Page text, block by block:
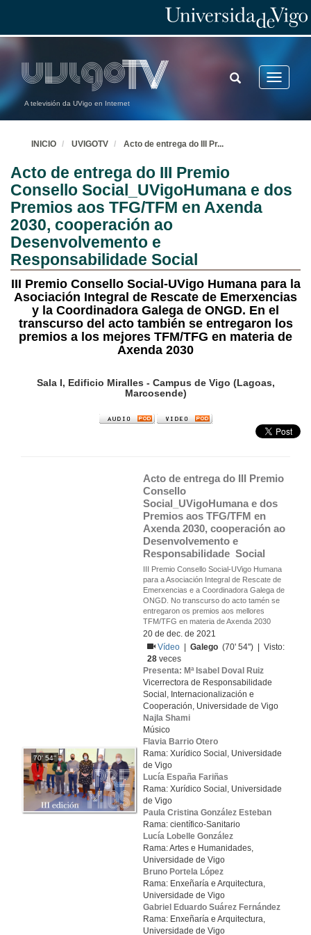
A televisión da UVigo en Internet
Toggle
TOGGLE
SEARCH
INICIO UVIGOTV Acto de entrega do III Pr...
Acto de entrega do III Premio
Consello Social_UVigoHumana e dos
Premios aos TFG/TFM en Axenda
2030, cooperación ao
Desenvolvemento e
Responsabilidade Social
III Premio Consello Social-UVigo Humana para la
Asociación Integral de Rescate de Emerxencias
y la Coordinadora Galega de ONGD. En el
transcurso del acto también se entregaron los
premios a los mejores TFM/TFG en materia de
Axenda 2030
Sala I, Edificio Miralles - Campus de Vigo (Lagoas,
Marcosende)
70' 54''
Acto de entrega do III Premio
Consello
Social_UVigoHumana e dos
Premios aos TFG/TFM en
Axenda 2030, cooperación ao
Desenvolvemento e
Responsabilidade  Social
III Premio Consello Social-UVigo Humana
para a Asociación Integral de Rescate de
Emerxencias e a Coordinadora Galega de
ONGD. No transcurso do acto tamén se
entregaron os premios aos mellores
TFM/TFG en materia de Axenda 2030
20 de dec. de 2021
Vídeo
|Galego (70' 54'') | Visto:
28 veces
Presenta: Mª Isabel Doval Ruiz
Vicerrectora de Responsabilidade
Social, Internacionalización e
Cooperación, Universidade de Vigo
Najla Shami
Músico
Flavia Barrio Otero
Rama: Xurídico Social, Universidade
de Vigo
Lucía España Fariñas
Rama: Xurídico Social, Universidade
de Vigo
Paula Cristina González Esteban
Rama: científico-Sanitario
Lucía Lobelle González
Rama: Artes e Humanidades,
Universidade de Vigo
Bruno Portela López
Rama: Enxeñaría e Arquitectura,
Universidade de Vigo
Gabriel Eduardo Suárez Fernández
Rama: Enxeñaría e Arquitectura,
Universidade de Vigo